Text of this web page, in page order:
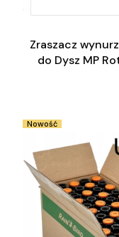
Zraszacz
do Dysz MP
Nowość